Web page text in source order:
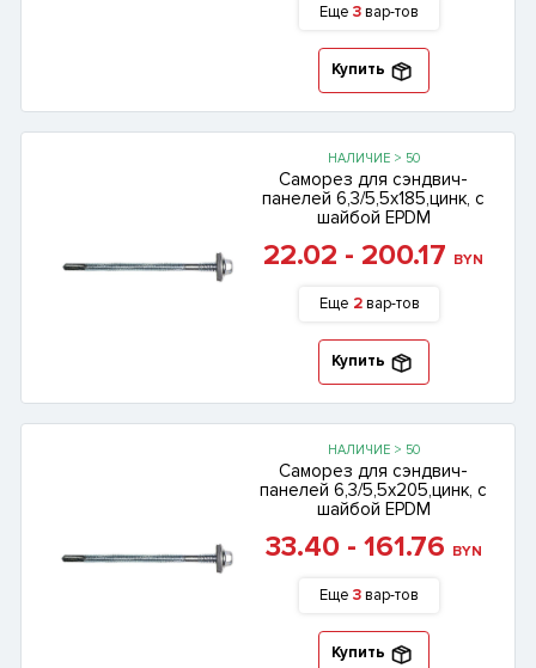
Еще 3 вар-тов
Купить
НАЛИЧИЕ > 50
Саморез для сэндвич-
панелей 6,3/5,5х185,цинк, с
шайбой EPDM
22.02 - 200.17 BYN
Еще 2вар-тов
Купить
НАЛИЧИЕ > 50
Саморез для сэндвич-
панелей 6,3/5,5х205,цинк, с
шайбой EPDM
33.40 - 161.76 BYN
Еще 3вар-тов
Купить